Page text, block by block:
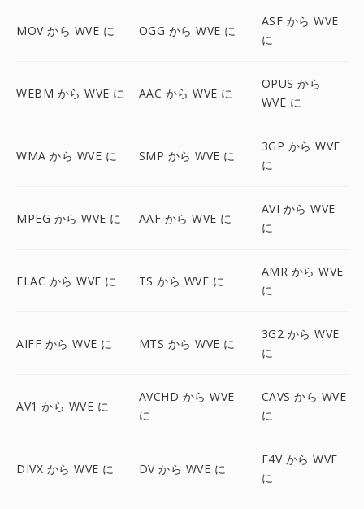
MOV から WVE に OGG から WVE に
ASF から WVE
に
WEBM から WVE に AAC から WVE に
OPUS から
WVE に
WMA から WVE に SMP から WVE に
3GP から WVE
に
MPEG から WVE に AAF から WVE に
AVI から WVE
に
FLAC から WVE に TS から WVE に
AMR から WVE
に
AIFF から WVE に MTS から WVE に
3G2 から WVE
に
AV1 から WVE に
AVCHD から WVE
に
CAVS から WVE
に
DIVX から WVE に DV から WVE に
F4V から WVE
に